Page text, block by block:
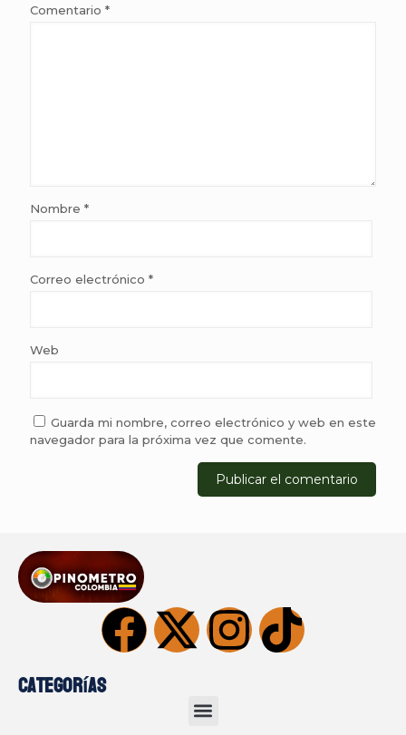
Comentario *
Nombre *
Correo electrónico *
Web
Guarda mi nombre, correo electrónico y web en este
navegador para la próxima vez que comente.
Categorías